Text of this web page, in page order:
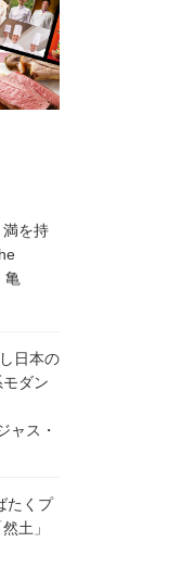
満を持
亀
日本の
ダン
ャス・
たくプ
土」